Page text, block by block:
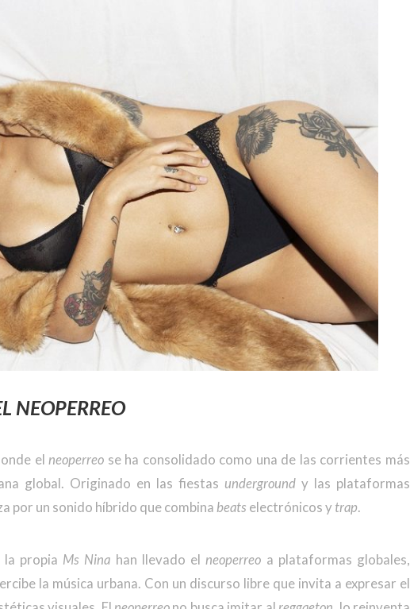
NEOPERREO
elneoperreo se ha consolidado como una de las corrientes más
global. Originado en las fiestas underground y las plataformas
por un sonido híbrido que combinabeats electrónicos y trap.
la propia Ms Nina han llevado elneoperreo a plataformas globales,
la música urbana. Con un discurso libre que invita a expresar el